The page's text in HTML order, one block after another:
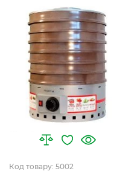
Код товару: 5002